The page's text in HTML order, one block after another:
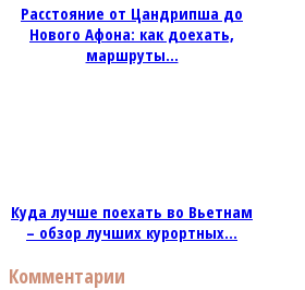
Расстояние от Цандрипша до
Нового Афона: как доехать,
маршруты...
Куда лучше поехать во Вьетнам
– обзор лучших курортных...
Комментарии